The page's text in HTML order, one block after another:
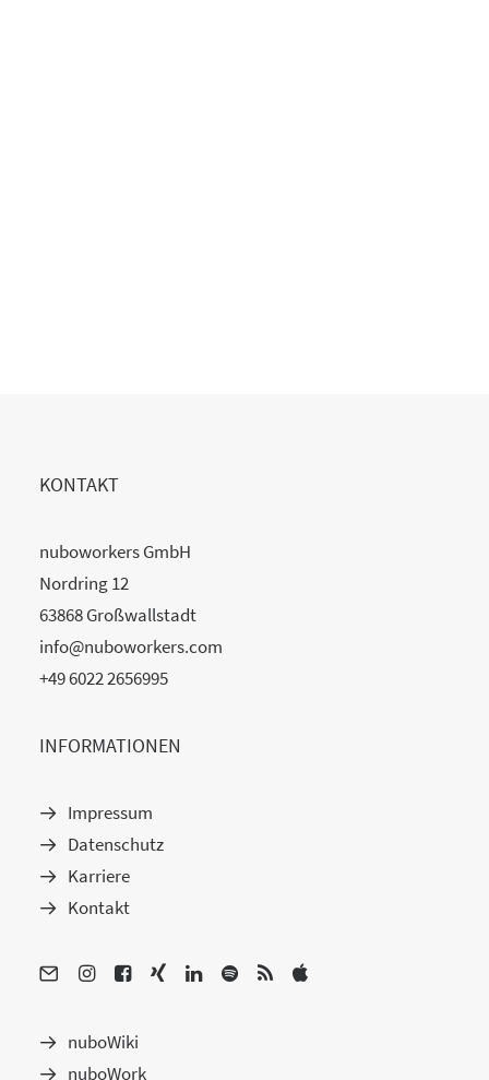
KONTAKT
nuboworkers GmbH
Nordring 12
63868 Großwallstadt
info@nuboworkers.com
+49 6022 2656995
INFORMATIONEN
Impressum
Datenschutz
Karriere
Kontakt
nuboWiki
nuboWork